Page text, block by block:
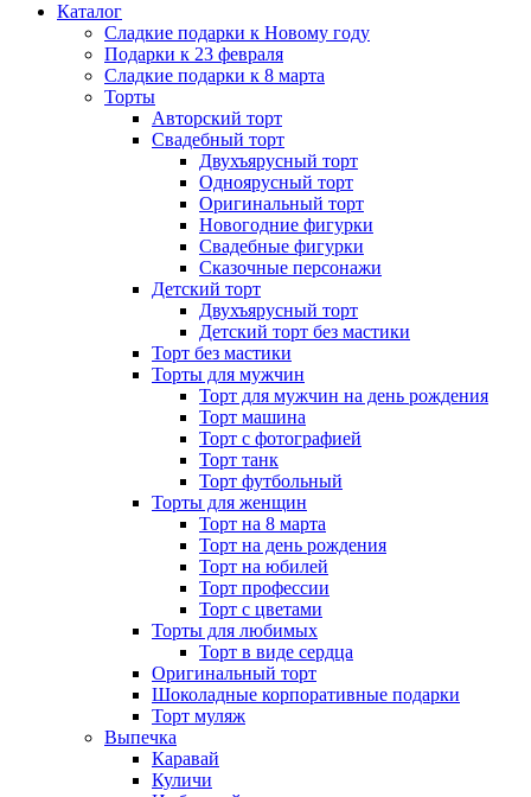
Каталог
Сладкие подарки к Новому году
Подарки к 23 февраля
Сладкие подарки к 8 марта
Торты
Авторский торт
Свадебный торт
Двухъярусный торт
Одноярусный торт
Оригинальный торт
Новогодние фигурки
Свадебные фигурки
Сказочные персонажи
Детский торт
Двухъярусный торт
Детский торт без мастики
Торт без мастики
Торты для мужчин
Торт для мужчин на день рождения
Торт машина
Торт с фотографией
Торт танк
Торт футбольный
Торты для женщин
Торт на 8 марта
Торт на день рождения
Торт на юбилей
Торт профессии
Торт с цветами
Торты для любимых
Торт в виде сердца
Оригинальный торт
Шоколадные корпоративные подарки
Торт муляж
Выпечка
Каравай
Куличи